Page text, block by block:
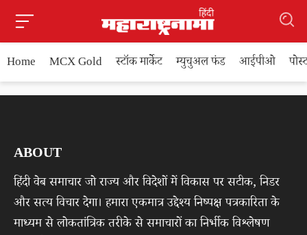
Home MCX Gold स्टॉक मार्केट म्युचुअल फंड आईपीओ
ABOUT
हिंदी वेब समाचार जो राज्य और विदेशों में विकास पर सटीक, निडर
और सत्य विचार देगा। हमारा एकमात्र उद्देश्य निष्पक्ष पत्रकारिता के
माध्यम से लोकतांत्रिक तरीके से समाचारों का निर्भीक विश्लेषण